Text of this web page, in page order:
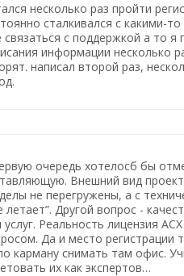
несколько раз пройти
сталкивался с какими-
связаться с поддержкой а то я
информации несколько
написал второй раз,
очередь хотелосб бы
Внешний вид
не перегружены, а с
летает”. Другой вопрос -
услуг. Реальность лицензия
Да и место регистрации
карману снимать там офис.
их как экспертов…